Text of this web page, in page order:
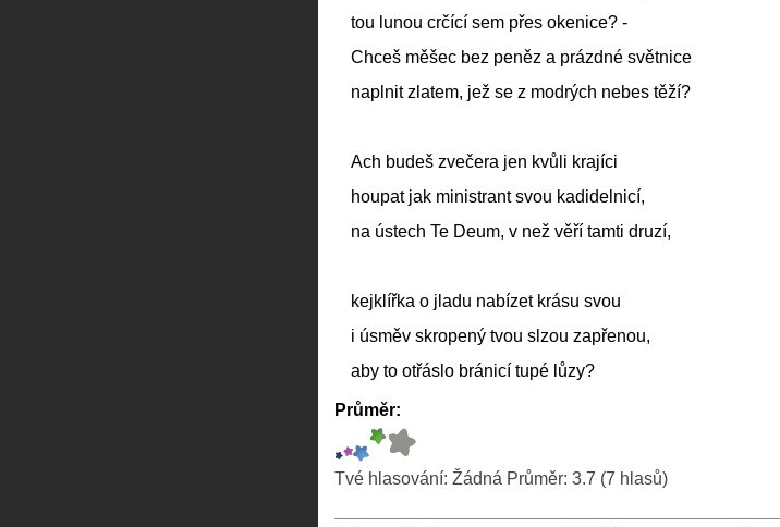
tou lunou crčící sem přes okenice? -
Chceš měšec bez peněz a prázdné světnice
naplnit zlatem, jež se z modrých nebes těží?
Ach budeš zvečera jen kvůli krajíci
houpat jak ministrant svou kadidelnicí,
na ústech Te Deum, v než věří tamti druzí,
kejklířka o jladu nabízet krásu svou
i úsměv skropený tvou slzou zapřenou,
aby to otřáslo bránicí tupé lůzy?
Průměr:
Tvé hlasování: Žádná Průměr: 3.7 (7 hlasů)